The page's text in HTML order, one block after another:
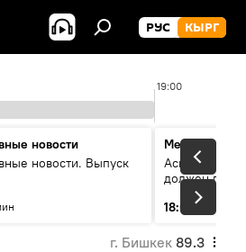
РУС КЫРГ
19:00
новости
новости. Выпуск
Меняющие
Аскар
должен
18:06
г. Бишкек 89.3